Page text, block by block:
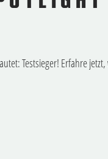
Testsieger! Erfahre